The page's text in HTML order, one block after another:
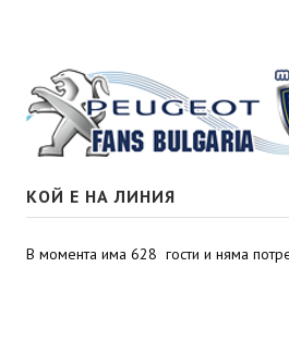
КОЙ Е НА ЛИНИЯ
В момента има 628 гости и няма